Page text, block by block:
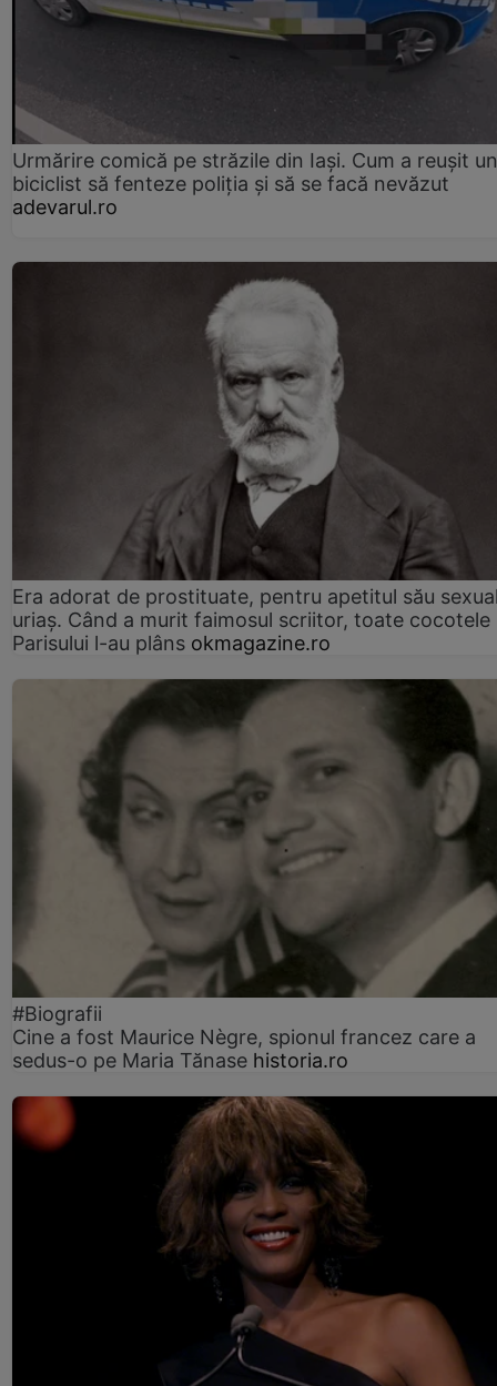
Urmărire comică pe străzile din Iași. Cum a reușit un
biciclist să fenteze poliția și să se facă nevăzut
adevarul.ro
Era adorat de prostituate, pentru apetitul său
uriaș. Când a murit faimosul scriitor, toate cocotele
Parisului l-au plâns okmagazine.ro
#Biografii
Cine a fost Maurice Nègre, spionul francez care a
sedus-o pe Maria Tănase historia.ro